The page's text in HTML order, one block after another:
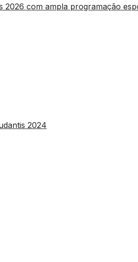
2026 com ampla programação
2024